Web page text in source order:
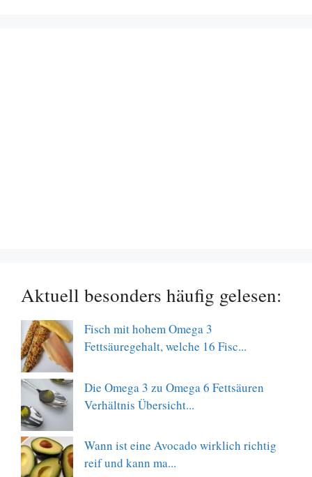
Aktuell besonders häufig gelesen:
Fisch mit hohem Omega 3
Fettsäuregehalt, welche 16 Fisc...
Die Omega 3 zu Omega 6 Fettsäuren
Verhältnis Übersicht...
Wann ist eine Avocado wirklich richtig
reif und kann ma...